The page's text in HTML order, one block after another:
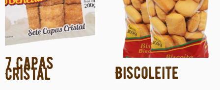
7 Capas
Cristal Biscoleite